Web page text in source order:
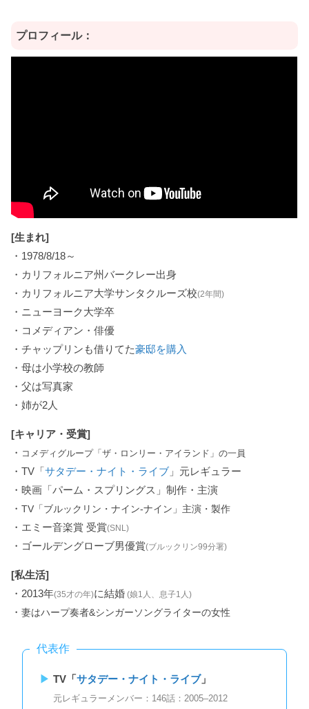
プロフィール：
[生まれ]
・1978/8/18～
・カリフォルニア州バークレー出身
・カリフォルニア大学サンタクルーズ校(2年間)
・ニューヨーク大学卒
・コメディアン・俳優
・チャップリンも借りてた豪邸を購入
・母は小学校の教師
・父は写真家
・姉が2人
[キャリア・受賞]
・ コメディグループ「ザ・ロンリー・アイランド」の一員
・TV「サタデー・ナイト・ライブ 」元レギュラー
・映画「パーム・スプリングス」制作・主演
・TV「ブルックリン・ナイン-ナイン」主演・製作
・エミー音楽賞 受賞(SNL)
・ゴールデングローブ男優賞(ブルックリン99分署)
[私生活]
・2013年(35才の年)に結婚 (娘1人、息子1人)
・妻はハープ奏者&シンガーソングライターの女性
代表作
TV「サタデー・ナイト・ライブ」
元レギュラーメンバー：146話：2005–2012